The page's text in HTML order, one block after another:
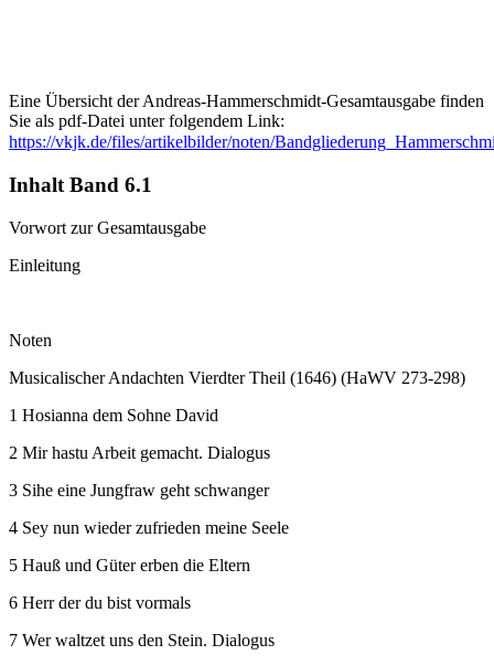
Eine Übersicht der Andreas-Hammerschmidt-Gesamtausgabe finden
Sie als pdf-Datei unter folgendem Link:
https://vkjk.de/files/artikelbilder/noten/
Inhalt Band 6.1
Vorwort zur Gesamtausgabe
Einleitung
Noten
Musicalischer Andachten Vierdter Theil (1646) (HaWV 273-298)
1 Hosianna dem Sohne David
2 Mir hastu Arbeit gemacht. Dialogus
3 Sihe eine Jungfraw geht schwanger
4 Sey nun wieder zufrieden meine Seele
5 Hauß und Güter erben die Eltern
6 Herr der du bist vormals
7 Wer waltzet uns den Stein. Dialogus